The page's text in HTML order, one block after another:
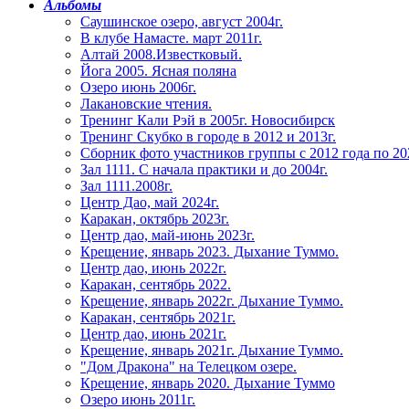
Альбомы
Саушинское озеро, август 2004г.
В клубе Намасте. март 2011г.
Алтай 2008.Известковый.
Йога 2005. Ясная поляна
Озеро июнь 2006г.
Лакановские чтения.
Тренинг Кали Рэй в 2005г. Новосибирск
Тренинг Скубко в городе в 2012 и 2013г.
Сборник фото участников группы с 2012 года по
Зал 1111. С начала практики и до 2004г.
Зал 1111.2008г.
Центр Дао, май 2024г.
Каракан, октябрь 2023г.
Центр дао, май-июнь 2023г.
Крещение, январь 2023. Дыхание Туммо.
Центр дао, июнь 2022г.
Каракан, сентябрь 2022.
Крещение, январь 2022г. Дыхание Туммо.
Каракан, сентябрь 2021г.
Центр дао, июнь 2021г.
Крещение, январь 2021г. Дыхание Туммо.
"Дом Дракона" на Телецком озере.
Крещение, январь 2020. Дыхание Туммо
Озеро июнь 2011г.